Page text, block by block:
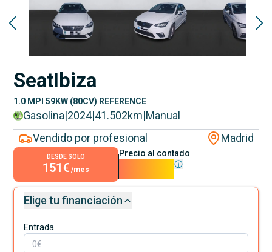
SeatIbiza
1.0 MPI 59KW (80CV) REFERENCE
Gasolina|2024|41.502km|Manual
Vendido por profesional
Madrid
DESDE SOLO
151€ /mes
Precio al contado
Elige tu financiación
Entrada